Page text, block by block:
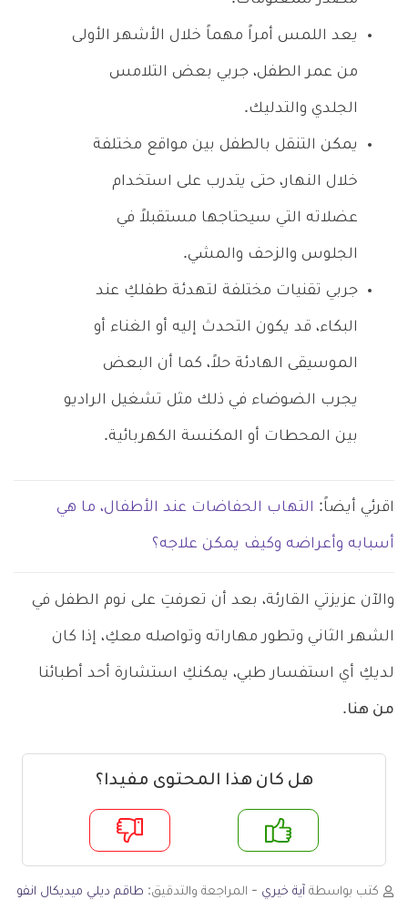
يعد اللمس أمراً مهماً خلال الأشهر الأولى
من عمر الطفل، جربي بعض التلامس
الجلدي والتدليك.
يمكن التنقل بالطفل بين مواقع مختلفة
خلال النهار، حتى يتدرب على استخدام
عضلاته التي سيحتاجها مستقبلاً في
الجلوس والزحف والمشي.
جربي تقنيات مختلفة لتهدئة طفلكِ عند
البكاء، قد يكون التحدث إليه أو الغناء أو
الموسيقى الهادئة حلاً، كما أن البعض
يجرب الضوضاء في ذلك مثل تشغيل الراديو
بين المحطات أو المكنسة الكهربائية.
اقرئي أيضاً: التهاب الحفاضات عند الأطفال، ما هي
أسبابه وأعراضه وكيف يمكن علاجه؟
والآن عزيزتي القارئة، بعد أن تعرفتِ على نوم الطفل في
الشهر الثاني وتطور مهاراته وتواصله معكِ، إذا كان
لديكِ أي استفسار طبي، يمكنكِ استشارة أحد أطبائنا
من هنا.
هل كان هذا المحتوى مفيدا؟
لا
كتب بواسطة آية خيري - المراجعة والتدقيق: طاقم ديلي ميديكال انفو